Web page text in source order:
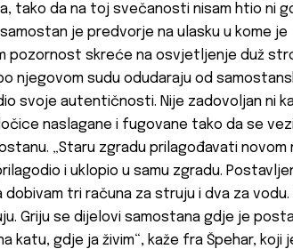
tako da na toj svečanosti nisam htio ni
je predvorje na ulasku u kome je
pozornost skreće na osvjetljenje duž
njegovom sudu odudaraju od
svoje autentičnosti. Nije zadovoljan ni
naslagane i fugovane tako da se
„Staru zgradu prilagođavati novom
i uklopio u samu zgradu.
tri računa za struju i dva za vodu.
Griju se dijelovi samostana gdje je
katu, gdje ja živim“, kaže fra Špehar, koji